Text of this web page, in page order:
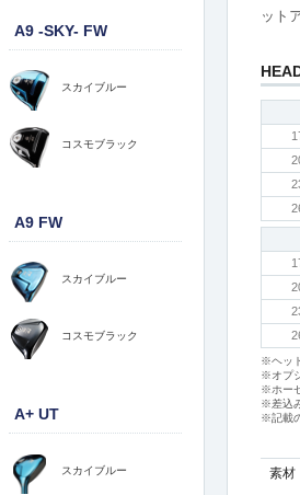
A9 -SKY- FW
スカイブルー
コスモブラック
A9 FW
スカイブルー
コスモブラック
A+ UT
スカイブルー
ット
※ヘッ
※オプ
※ホー
※差込
※記載
素材